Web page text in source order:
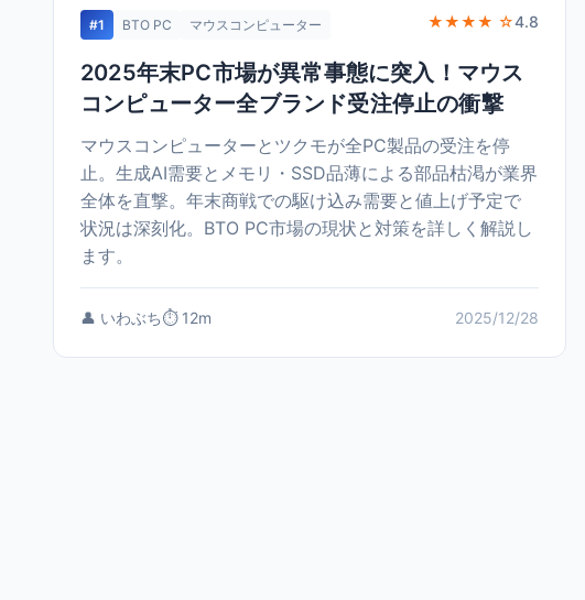
#1 BTO PC マウスコンピューター ★★★★ ☆4.8
2025年末PC市場が異常事態に突入！マウス
コンピューター全ブランド受注停止の衝撃
マウスコンピューターとツクモが全PC製品の受注を停
止。生成AI需要とメモリ・SSD品薄による部品枯渇が業界
全体を直撃。年末商戦での駆け込み需要と値上げ予定で
状況は深刻化。BTO PC市場の現状と対策を詳しく解説し
ます。
👤 いわぶち⏱️ 12m 2025/12/28